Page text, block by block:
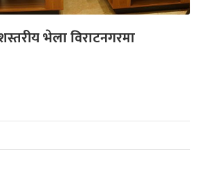
भेला विराटनगरमा